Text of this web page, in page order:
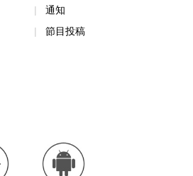
通知
節目投稿